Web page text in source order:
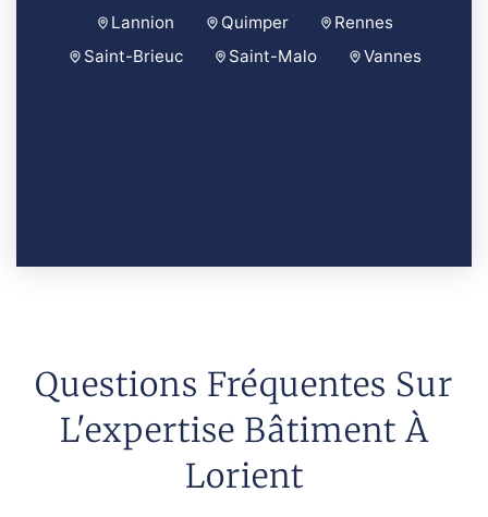
Lannion
Quimper
Rennes
Saint-Brieuc
Saint-Malo Vannes
Questions Fréquentes Sur
L'expertise Bâtiment À
Lorient